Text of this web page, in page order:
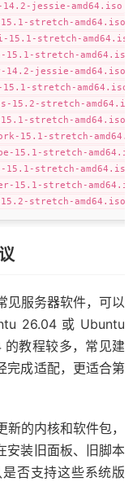
jessie-amd64.iso
stretch-amd64.iso
15.1-stretch-amd64.iso
stretch-amd64.iso
jessie-amd64.iso
15.1-stretch-amd64.iso
15.2-stretch-amd64.iso
stretch-amd64.iso
15.1-stretch-
15.1-stretch-
stretch-amd64.iso
15.1-stretch-
stretch-amd64.iso
见服务器软件，可以
26.04 或 Ubuntu
教程较多，常见建
完成适配，更适合第
的内核和软件包，
安装旧面板、旧脚本
否支持这些系统版